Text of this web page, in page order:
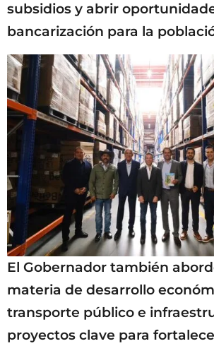
subsidios y abrir
bancarización para la
El Gobernador también
materia de desarrollo
transporte público e
proyectos clave para